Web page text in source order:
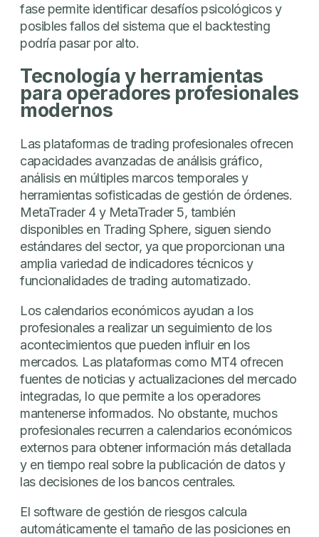
fase permite identificar desafíos psicológicos y
posibles fallos del sistema que el backtesting
podría pasar por alto.
Tecnología y herramientas
para operadores profesionales
modernos
Las plataformas de trading profesionales ofrecen
capacidades avanzadas de análisis gráfico,
análisis en múltiples marcos temporales y
herramientas sofisticadas de gestión de órdenes.
MetaTrader 4 y MetaTrader 5, también
disponibles en Trading Sphere, siguen siendo
estándares del sector, ya que proporcionan una
amplia variedad de indicadores técnicos y
funcionalidades de trading automatizado.
Los calendarios económicos ayudan a los
profesionales a realizar un seguimiento de los
acontecimientos que pueden influir en los
mercados. Las plataformas como MT4 ofrecen
fuentes de noticias y actualizaciones del mercado
integradas, lo que permite a los operadores
mantenerse informados. No obstante, muchos
profesionales recurren a calendarios económicos
externos para obtener información más detallada
y en tiempo real sobre la publicación de datos y
las decisiones de los bancos centrales.
El software de gestión de riesgos calcula
automáticamente el tamaño de las posiciones en